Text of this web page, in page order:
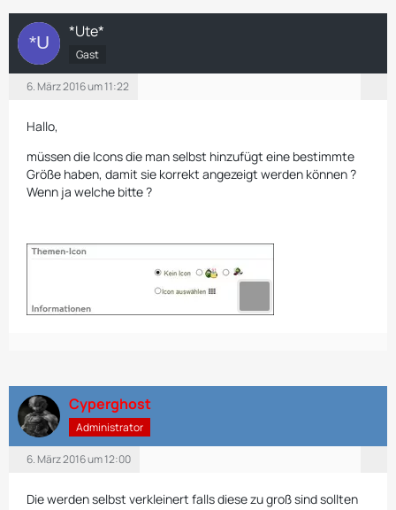
*Ute*
Gast
6. März 2016 um 11:22
Hallo,
müssen die Icons die man selbst hinzufügt eine bestimmte
Größe haben, damit sie korrekt angezeigt werden können ?
Wenn ja welche bitte ?
Cyperghost
Administrator
6. März 2016 um 12:00
Die werden selbst verkleinert falls diese zu groß sind sollten